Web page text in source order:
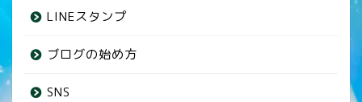
LINEスタンプ
ブログの始め方
SNS